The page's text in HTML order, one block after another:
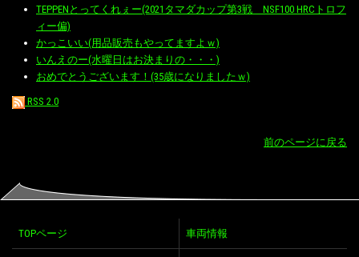
TEPPENとってくれぇー(2021タマダカップ第3戦 NSF100 HRCトロフ
ィー偏)
かっこいい(用品販売もやってますよｗ)
いんえのー(水曜日はお決まりの・・・)
おめでとうございます！(35歳になりましたｗ)
RSS 2.0
前のページに戻る
TOPページ 車両情報